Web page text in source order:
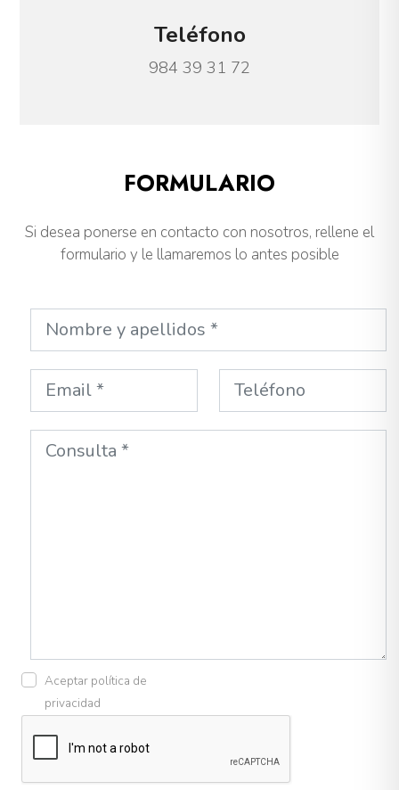
Teléfono
984 39 31 72
FORMULARIO
Si desea ponerse en contacto con nosotros, rellene el
formulario y le llamaremos lo antes posible
Aceptar política de
privacidad